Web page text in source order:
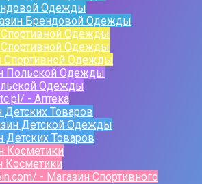
Одежды
Брендовой Одежды
Спортивной Одежды
Одежды
Спортивной Одежды
Польской Одежды
Одежды
- Аптека
Детских Товаров
Детской Одежды
Детских Товаров
Косметики
Косметики
- Магазин Спортивного